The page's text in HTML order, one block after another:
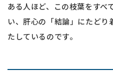
ある人ほど、この枝葉をすべ
い、肝心の「結論」にたど
たしているのです。